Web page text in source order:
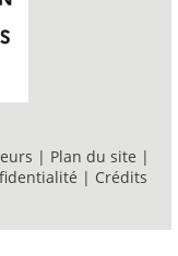
| Plan du site |
| Crédits